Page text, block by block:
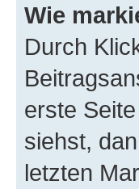
Wie
Durch
erste
siehst,
letzten